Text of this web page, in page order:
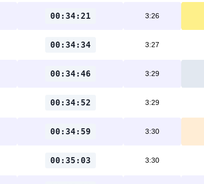
00:34:21 3:26
00:34:34 3:27
00:34:46 3:29
00:34:52 3:29
00:34:59 3:30
00:35:03 3:30